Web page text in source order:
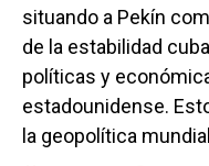
situando a Pekín
de la estabilidad
políticas y
estadounidense.
la geopolítica